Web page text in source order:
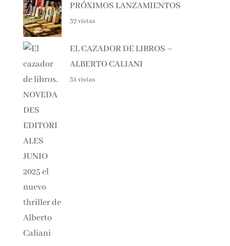
PRÓXIMOS LANZAMIENTOS
37 vistas
EL CAZADOR DE LIBROS –
ALBERTO CALIANI
31 vistas